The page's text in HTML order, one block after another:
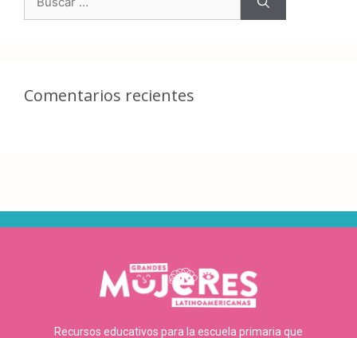
Comentarios recientes
Recursos educativos para la escuela primaria que